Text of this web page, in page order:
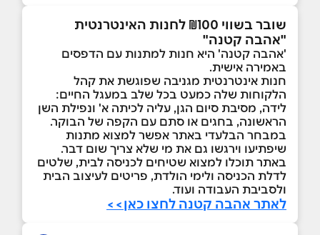
שובר בשווי ₪100 לחנות האינטרנטית
"אהבה קטנה"
'אהבה קטנה' היא חנות למתנות עם הדפסים
באמירה אישית.
חנות אינטרנטית מגניבה שפוגשת את קהל
הלקוחות שלה כמעט בכל שלב במעגל החיים:
לידה, מסיבת סיום הגן, עליה לכיתה א' ונפילת השן
הראשונה, בחגים או סתם עם הקפה של הבוקר.
במבחר הבלעדי באתר אפשר למצוא מתנות
שיפתיעו וירגשו גם את מי שלא צריך שום דבר.
באתר תוכלו למצוא שטיחים לכניסה לבית, שלטים
לדלת הכניסה ולימי הולדת, פריטים לעיצוב הבית
ולסביבת העבודה ועוד.
לאתר אהבה קטנה לחצו כאן>>